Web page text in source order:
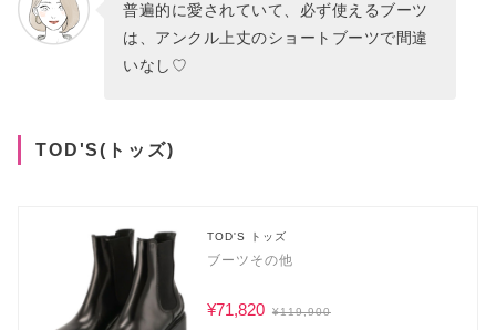
普遍的に愛されていて、必ず使えるブーツ
は、アンクル上丈のショートブーツで間違
いなし♡
TOD'S(トッズ)
TOD'S トッズ
ブーツその他
¥71,820 ¥119,900